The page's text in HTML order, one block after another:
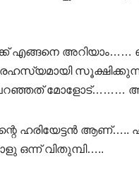
അറിയാം……
മോളോട്………
ഹരിയേട്ടൻ ആണ്…..
ഒന്ന് വിതുമ്പി…..